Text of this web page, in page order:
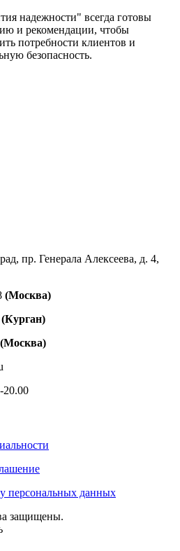
надежности" всегда готовы
и рекомендации, чтобы
потребности клиентов и
безопасность.
пр. Генерала Алексеева, д. 4,
(Москва)
(Курган)
(Москва)
персональных данных
защищены.